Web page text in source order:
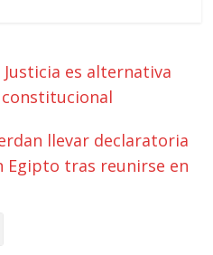
es alternativa
llevar declaratoria
Egipto tras reunirse en